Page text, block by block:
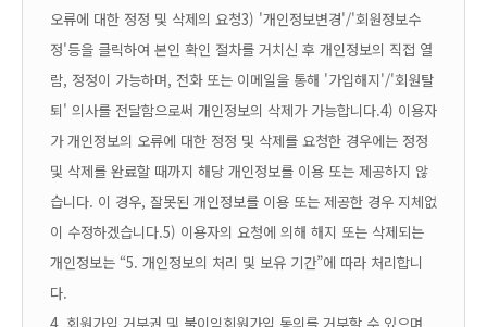
오류에 대한 정정 및 삭제의 요청3) '개인정보변경'/'회원정보수
정'등을 클릭하여 본인 확인 절차를 거치신 후 개인정보의 직접 열
람, 정정이 가능하며, 전화 또는 이메일을 통해 '가입해지'/'회원탈
퇴' 의사를 전달함으로써 개인정보의 삭제가 가능합니다.4) 이용자
가 개인정보의 오류에 대한 정정 및 삭제를 요청한 경우에는 정정
및 삭제를 완료할 때까지 해당 개인정보를 이용 또는 제공하지 않
습니다. 이 경우, 잘못된 개인정보를 이용 또는 제공한 경우 지체없
이 수정하겠습니다.5) 이용자의 요청에 의해 해지 또는 삭제되는
개인정보는 “5. 개인정보의 처리 및 보유 기간”에 따라 처리합니
다.